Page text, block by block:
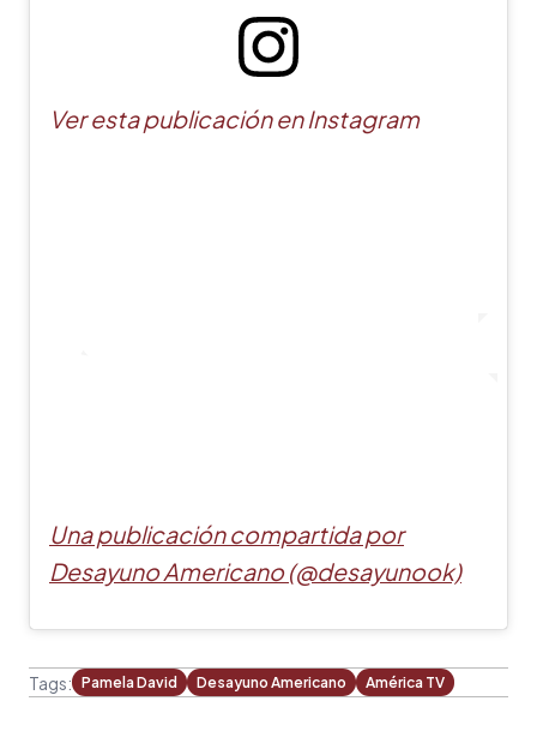
Ver esta publicación en Instagram
Una publicación compartida por
Desayuno Americano (@desayunook)
Tags: Pamela David Desayuno Americano América TV